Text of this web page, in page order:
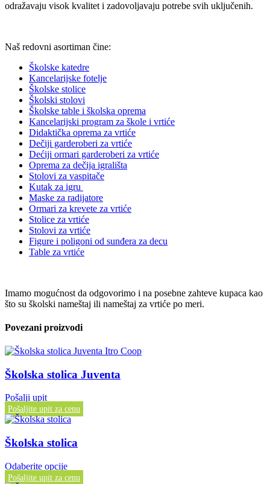
odražavaju visok kvalitet i zadovoljavaju potrebe svih uključenih.
Naš redovni asortiman čine:
Školske katedre
Kancelarijske fotelje
Školske stolice
Školski stolovi
Školske table i školska oprema
Kancelarijski program za škole i vrtiće
Didaktička oprema za vrtiće
Dečiji garderoberi za vrtiće
Dećiji ormari garderoberi za vrtiće
Oprema za dečija igrališta
Stolovi za vaspitače
Kutak za igru
Maske za radijatore
Ormari za krevete za vrtiće
Stolice za vrtiće
Stolovi za vrtiće
Figure i poligoni od sunđera za decu
Table za vrtiće
Imamo mogućnost da odgovorimo i na posebne zahteve kupaca kao
što su školski nameštaj ili nameštaj za vrtiće po meri.
Povezani proizvodi
Školska stolica Juventa
Pošalji upit
Pošaljite upit za cenu
Školska stolica
Odaberite opcije
Pošaljite upit za cenu